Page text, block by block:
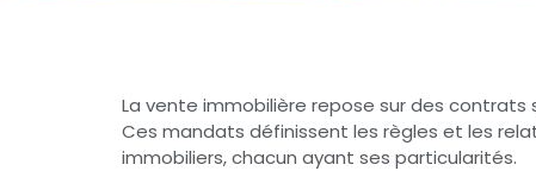
La vente immobilière repose sur des
Ces mandats définissent les règles et les
immobiliers, chacun ayant ses particularités.